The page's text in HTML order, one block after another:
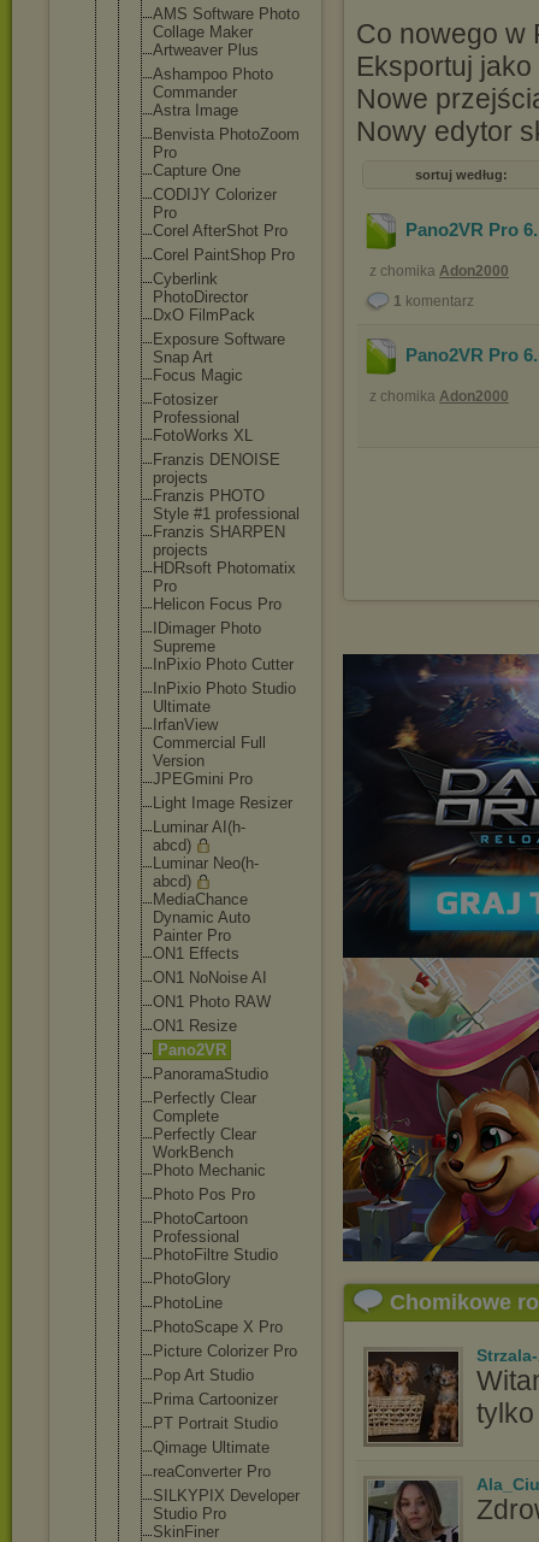
AMS Software Photo
Collage Maker
Artweaver Plus
Ashampoo Photo
Commander
Astra Image
Benvista PhotoZoom
Pro
Capture One
CODIJY Colorizer
Pro
Corel AfterShot Pro
Corel PaintShop Pro
Cyberlink
PhotoDirector
DxO FilmPack
Exposure Software
Snap Art
Focus Magic
Fotosizer
Professiona
FotoWorks XL
Franzis DENOISE
projects
Franzis PHOTO
Style #1 professiona
Franzis SHARPEN
projects
HDRsoft Photomatix
Pro
Helicon Focus Pro
IDimager Photo
Supreme
InPixio Photo Cutter
InPixio Photo Studio
Ultimate
IrfanView
Commercial Full
Version
JPEGmini Pro
Light Image Resizer
Luminar AI(h-
abcd)
Luminar Neo(h-
abcd)
MediaChance
Dynamic Auto
Painter Pro
ON1 Effects
ON1 NoNoise AI
ON1 Photo RAW
ON1 Resize
Pano2VR
PanoramaStudio
Perfectly Clear
Complete
Perfectly Clear
WorkBench
Photo Mechanic
Photo Pos Pro
PhotoCartoon
Professiona
PhotoFiltre Studio
PhotoGlory
PhotoLine
PhotoScape X Pro
Picture Colorizer Pro
Pop Art Studio
Prima Cartoonizer
PT Portrait Studio
Qimage Ultimate
reaConverter Pro
SILKYPIX Developer
Studio Pro
SkinFiner
Co nowego w
Eksportuj
Nowe
Nowy edytor
sortuj według:
Pano2VR Pro
z chomika Adon2000
1 komentarz
Pano2VR Pro
z chomika Adon2000
Chomikowe